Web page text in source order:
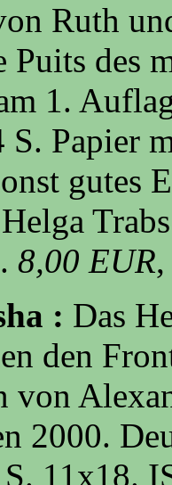
Ruth
des
1.
Papier
gutes
8,00 EUR
: Das
den
von
2000.
11x18.